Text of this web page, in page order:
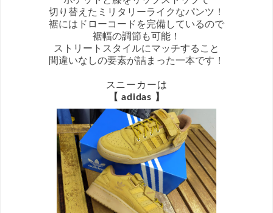
切り替えたミリタリーライクなパンツ！
裾にはドローコードを完備しているので
裾幅の調節も可能！
ストリートスタイルにマッチすること
間違いなしの要素が詰まった一本です！
スニーカーは
【 adidas 】